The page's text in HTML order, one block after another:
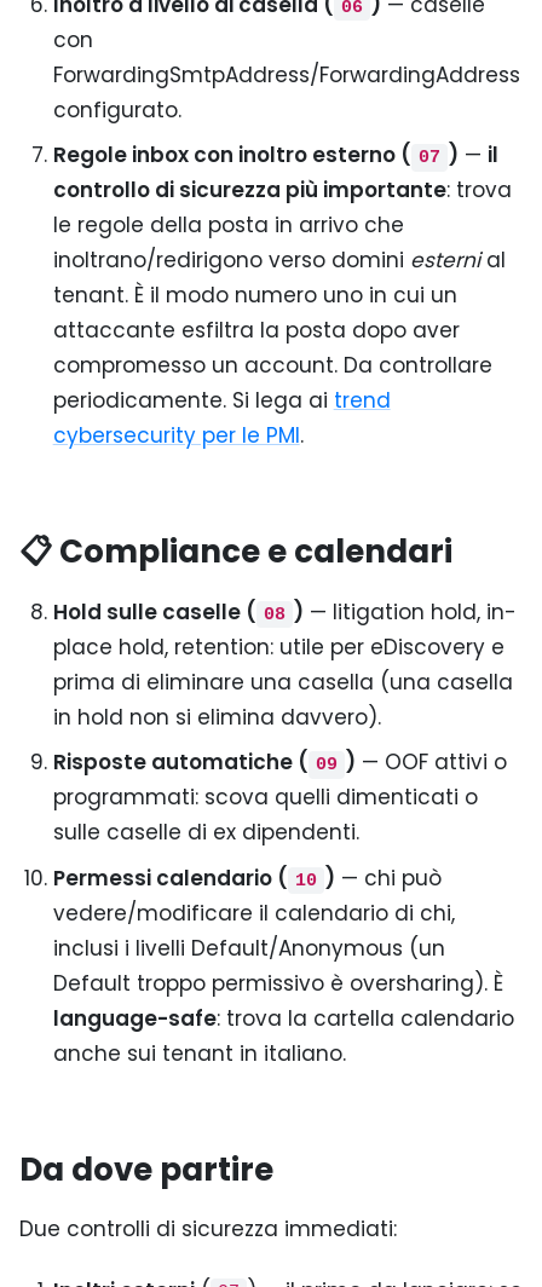
06
con
ForwardingSmtpAddress/ForwardingAddress
configurato.
Regole inbox con inoltro esterno ( 07 ) — il
controllo di sicurezza più importante: trova
le regole della posta in arrivo che
inoltrano/redirigono verso domini esternial
tenant. È il modo numero uno in cui un
attaccante esfiltra la posta dopo aver
compromesso un account. Da controllare
periodicamente. Si lega ai trend
cybersecurity per le PMI.
📋 Compliance e calendari
Hold sulle caselle ( 08 ) — litigation hold, in-
place hold, retention: utile per eDiscovery e
prima di eliminare una casella (una casella
in hold non si elimina davvero).
Risposte automatiche ( 09 ) — OOF attivi o
programmati: scova quelli dimenticati o
sulle caselle di ex dipendenti.
Permessi calendario ( 10 ) — chi può
vedere/modificare il calendario di chi,
inclusi i livelli Default/Anonymous (un
Default troppo permissivo è oversharing). È
language-safe: trova la cartella calendario
anche sui tenant in italiano.
Da dove partire
Due controlli di sicurezza immediati: